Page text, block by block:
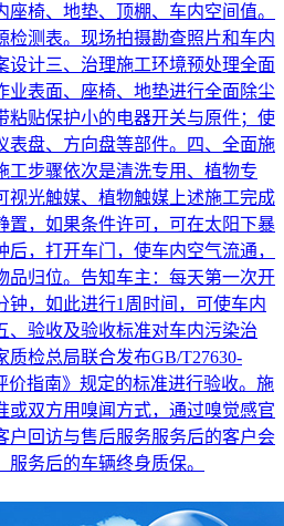
椅、地垫、顶棚、车内空间值。
检测表。现场拍摄勘查照片和车内
设计三、治理施工环境预处理全面
业表面、座椅、地垫进行全面除尘
粘贴保护小的电器开关与原件；使
表盘、方向盘等部件。四、全面施
工步骤依次是清洗专用、植物专
视光触媒、植物触媒上述施工完成
置，如果条件许可，可在太阳下暴
后，打开车门，使车内空气流通，
品归位。告知车主：每天第一次开
钟，如此进行1周时间，可使车内
、验收及验收标准对车内污染治
检总局联合发布GB/T27630-
价指南》规定的标准进行验收。施
或双方用嗅闻方式，通过嗅觉感官
户回访与售后服务服务后的客户会
务后的车辆终身质保。